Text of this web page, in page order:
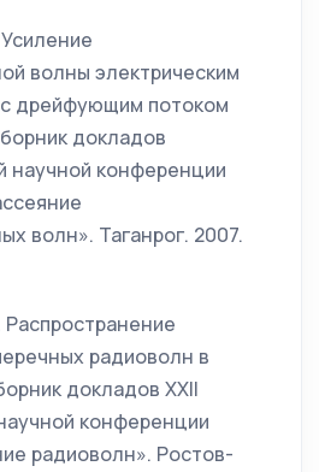
волны электрическим
дрейфующим потоком
докладов
конференции
волн». Таганрог. 2007.
радиоволн в
докладов XXII
конференции
радиоволн». Ростов-